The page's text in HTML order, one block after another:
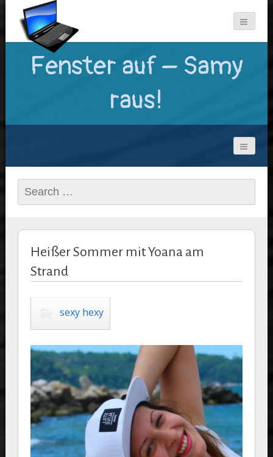
Fenster auf – Samy
raus!
Search
for:
Heißer Sommer mit Yoana am
Strand
sexy hexy